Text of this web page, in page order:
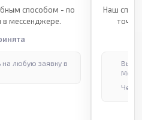
способом - по
в мессенджере.
на любую заявку в
Наш